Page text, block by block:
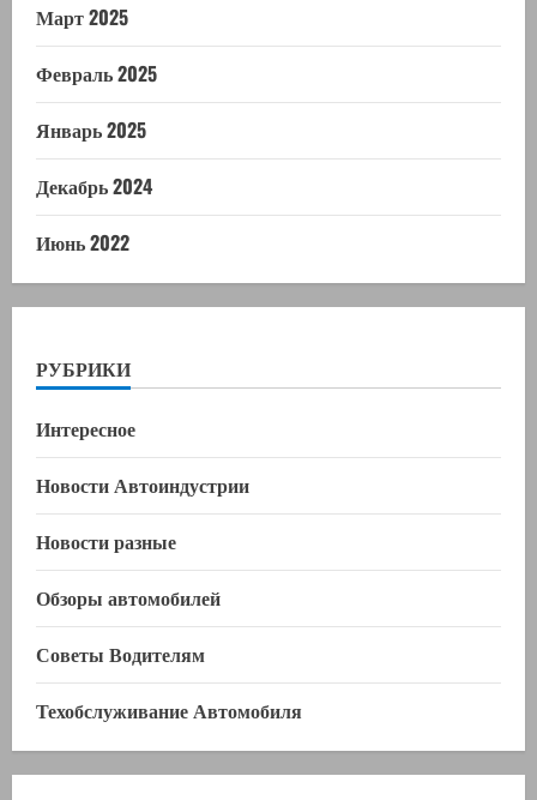
Март 2025
Февраль 2025
Январь 2025
Декабрь 2024
Июнь 2022
РУБРИКИ
Интересное
Новости Автоиндустрии
Новости разные
Обзоры автомобилей
Советы Водителям
Техобслуживание Автомобиля